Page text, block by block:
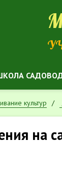
культур
на